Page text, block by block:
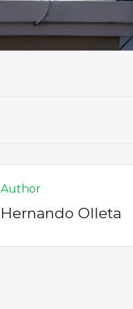
Author
Hernando Olleta